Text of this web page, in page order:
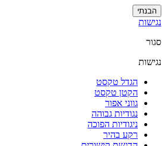
הבנתי
נגישות
סגור
נגישות
הגדל טקסט
הקטן טקסט
גווני אפור
נגודיות גבוהה
ניגודיות הפוכה
רקע בהיר